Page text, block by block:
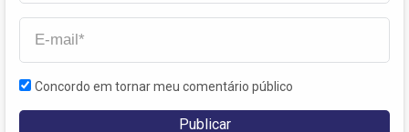
Concordo em tornar meu comentário público